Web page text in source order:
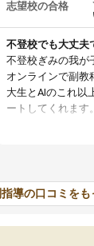
志望校の合格
不登校でも大丈夫
不登校ぎみの我が
オンラインで副教
大生とAIのこれ以
ートしてくれます。
また、オンライ
んが毎日利用でき
れるので、ちょっ
が足りない！ み
導の口コミをも